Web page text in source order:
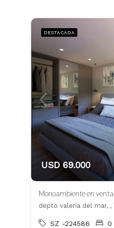
DESTACADA
USD 69.000
depto valeria del mar, ,
SZ -224586 0